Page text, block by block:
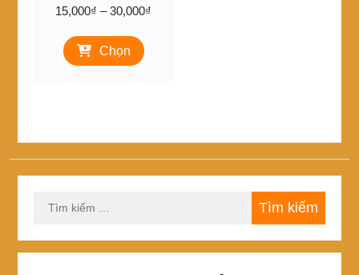
15,000₫ – 30,000₫
Chọn
phẩm
chọn
kiếm